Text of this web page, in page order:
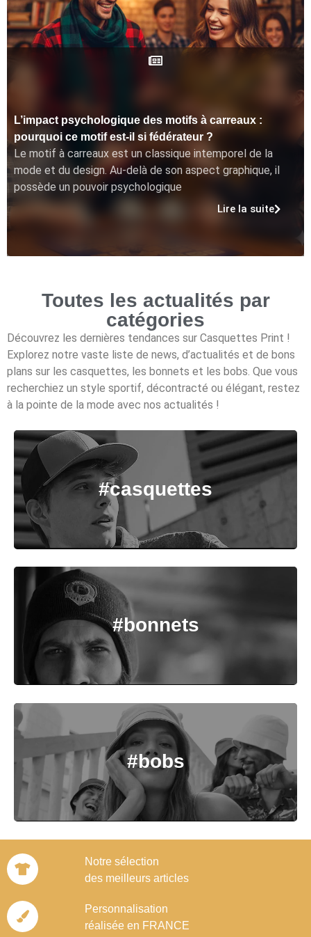
L’impact psychologique des motifs à carreaux :
pourquoi ce motif est-il si fédérateur ?
Le motif à carreaux est un classique intemporel de la
mode et du design. Au-delà de son aspect graphique, il
possède un pouvoir psychologique
Lire la suite
Toutes les actualités par
catégories
Découvrez les dernières tendances sur Casquettes Print !
Explorez notre vaste liste de news, d’actualités et de bons
plans sur les casquettes, les bonnets et les bobs. Que vous
recherchiez un style sportif, décontracté ou élégant, restez
à la pointe de la mode avec nos actualités !
#casquettes
#bonnets
#bobs
Notre sélection
des meilleurs articles
Personnalisation
réalisée en FRANCE